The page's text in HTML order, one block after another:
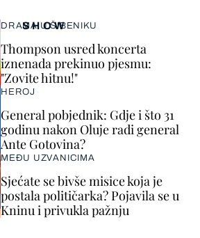
SHOW
DRAMA U ŠIBENIKU
Thompson usred koncerta
iznenada prekinuo pjesmu:
"Zovite hitnu!"
HEROJ
General pobjednik: Gdje i što 31
godinu nakon Oluje radi general
Ante Gotovina?
MEĐU UZVANICIMA
Sjećate se bivše misice koja je
postala političarka? Pojavila se u
Kninu i privukla pažnju